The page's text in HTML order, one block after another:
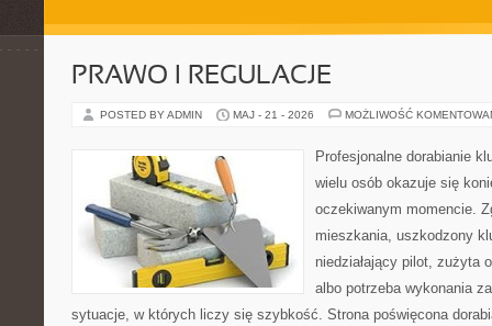
PRAWO I REGULACJE
POSTED BY ADMIN MAJ - 21 - 2026 MOŻLIWOŚĆ
Profesjonalne dorabianie
wielu osób okazuje się
oczekiwanym momencie.
mieszkania, uszkodzony
niedziałający pilot, zużyta
albo potrzeba wykonania
sytuacje, w których liczy się szybkość. Strona poświęcona